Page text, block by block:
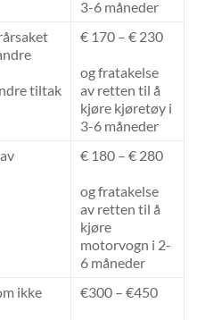
3-6 måneder
tiltak
€ 170 – € 230
og fratakelse
av retten til å
kjøre kjøretøy i
3-6 måneder
€ 180 – € 280
og fratakelse
av retten til å
kjøre
motorvogn i 2-
6 måneder
ikke
€300 – €450